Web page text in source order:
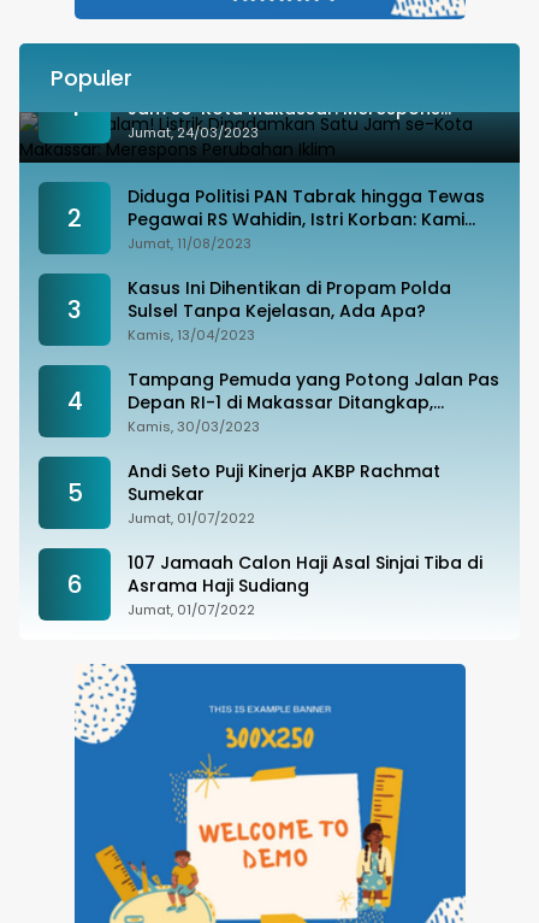
Populer
1
Besok Malam! Listrik Dipadamkan Satu
Jam se-Kota Makassar: Merespons
Perubahan Iklim
Jumat, 24/03/2023
2
Diduga Politisi PAN Tabrak hingga Tewas
Pegawai RS Wahidin, Istri Korban: Kami
Tak Terima
Jumat, 11/08/2023
3
Kasus Ini Dihentikan di Propam Polda
Sulsel Tanpa Kejelasan, Ada Apa?
Kamis, 13/04/2023
4
Tampang Pemuda yang Potong Jalan Pas
Depan RI-1 di Makassar Ditangkap,
Ternyata Joki Balapan Liar
Kamis, 30/03/2023
5
Andi Seto Puji Kinerja AKBP Rachmat
Sumekar
Jumat, 01/07/2022
6
107 Jamaah Calon Haji Asal Sinjai Tiba di
Asrama Haji Sudiang
Jumat, 01/07/2022